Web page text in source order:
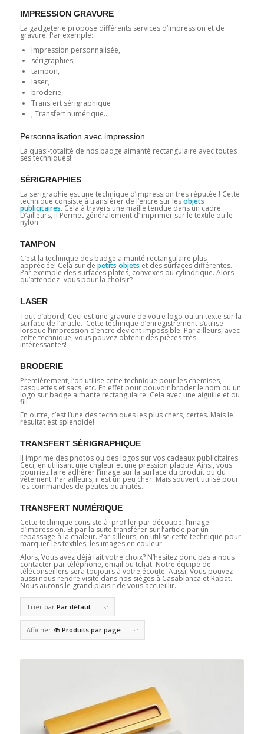
IMPRESSION GRAVURE
La gadgeterie propose différents services d’impression et de
gravure. Par exemple:
Impression personnalisée,
sérigraphies,
tampon,
laser,
broderie,
Transfert sérigraphique
, Transfert numérique…
Personnalisation avec impression
La quasi-totalité de nos badge aimanté rectangulaire avec toutes
ses techniques!
SÉRIGRAPHIES
La sérigraphie est une technique d’impression très réputée ! Cette
technique consiste à transférer de l’encre sur lesobjets
publicitaires. Cela à travers une maille tendue dans un cadre.
D’ailleurs, il Permet généralement d’ imprimer sur le textile ou le
nylon.
TAMPON
C’est la technique des badge aimanté rectangulaire plus
appréciée! Cela sur de petits objets et des surfaces différentes.
Par exemple des surfaces plates, convexes ou cylindrique. Alors
qu’attendez -vous pour la choisir?
LASER
Tout d’abord, Ceci est une gravure de votre logo ou un texte sur la
surface de l’article. Cette technique d’enregistrement s’utilise
lorsque l’impression d’encre devient impossible. Par ailleurs, avec
cette technique, vous pouvez obtenir des pièces très
intéressantes!
BRODERIE
Premièrement, l’on utilise cette technique pour les chemises,
casquettes et sacs, etc. En effet pour pouvoir broder le nom ou un
logo sur badge aimanté rectangulaire. Cela avec une aiguille et du
fil!
En outre, c’est l’une des techniques les plus chers, certes. Mais le
résultat est splendide!
TRANSFERT SÉRIGRAPHIQUE
Il imprime des photos ou des logos sur vos cadeaux publicitaires.
Ceci, en utilisant une chaleur et une pression plaque. Ainsi, vous
pourriez faire adhérer l’image sur la surface du produit ou du
vêtement. Par ailleurs, il est un peu cher. Mais souvent utilisé pour
les commandes de petites quantités.
TRANSFERT NUMÉRIQUE
Cette technique consiste à profiler par découpe, l’image
d’impression. Et par la suite transférer sur l’article par un
repassage à la chaleur. Par ailleurs, on utilise cette technique pour
marquer les textiles, les images en couleur.
Alors, Vous avez déjà fait votre choix? N’hésitez donc pas à nous
contacter par téléphone, email ou tchat. Notre équipe de
téléconseillers sera toujours à votre écoute. Aussi, Vous pouvez
aussi nous rendre visite dans nos sièges à Casablanca et Rabat.
Nous aurons le grand plaisir de vous accueillir.
Trier par Par défaut
Afficher 45 Produits par page